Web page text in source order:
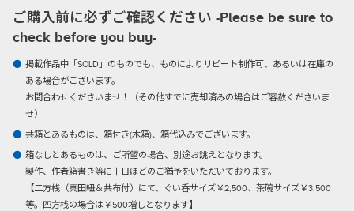
ご購入前に必ずご確認ください -Please be sure to
check before you buy-
掲載作品中「SOLD」のものでも、ものによりリピート制作可、あるいは在庫の
ある場合がございます。
お問合わせくださいませ！（その他すでに売却済みの場合はご容赦くださいま
せ）
共箱とあるものは、箱付き(木箱)、箱代込みでございます。
箱なしとあるものは、ご所望の場合、別途お誂えとなります。
製作、作者箱書き等に十日ほどのご猶予をいただいております。
【二方桟（真田紐＆共布付）にて、ぐい呑サイズ￥2,500、茶碗サイズ￥3,500
等。四方桟の場合は￥500増しとなります】